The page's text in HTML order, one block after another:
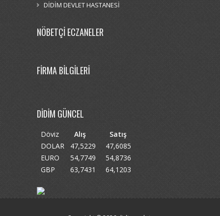
DİDİM DEVLET HASTANESİ
NÖBETÇİ ECZANELER
FİRMA BİLGİLERİ
DİDİM GÜNCEL
Döviz Alış
Satış
DOLAR
47,5229
47,6085
EURO
54,7749
54,8736
GBP
63,7431 64,1203